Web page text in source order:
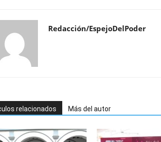
Redacción/EspejoDelPoder
relacionados Más del autor